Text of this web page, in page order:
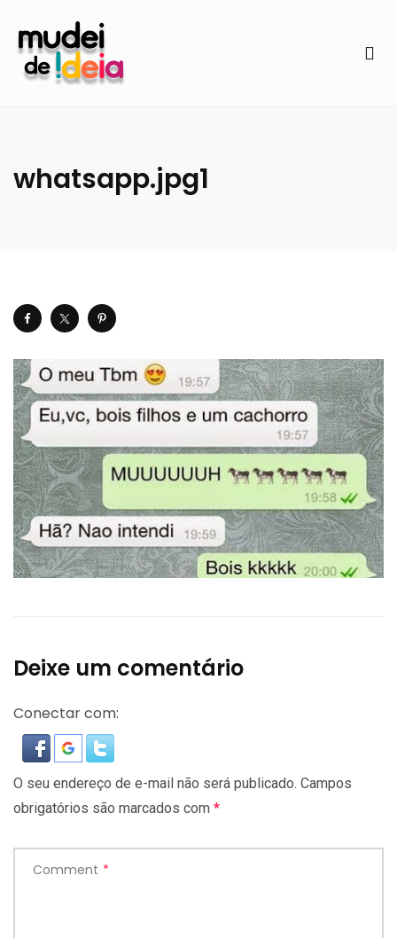
whatsapp.jpg1
Deixe um comentário
Conectar com:
O seu endereço de e-mail não será publicado. Campos
obrigatórios são marcados com *
Comment *